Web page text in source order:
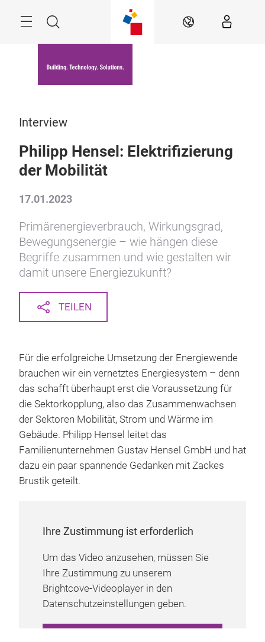
Suche DE
Interview
Philipp Hensel: Elektrifizierung
der Mobilität
17.01.2023
Primärenergieverbrauch, Wirkungsgrad,
Bewegungsenergie – wie hängen diese
Begriffe zusammen und wie gestalten wir
damit unsere Energiezukunft?
TEILEN
Für die erfolgreiche Umsetzung der Energiewende
brauchen wir ein vernetztes Energiesystem – denn
das schafft überhaupt erst die Voraussetzung für
die Sektorkopplung, also das Zusammenwachsen
der Sektoren Mobilität, Strom und Wärme im
Gebäude. Philipp Hensel leitet das
Familienunternehmen Gustav Hensel GmbH und hat
dazu ein paar spannende Gedanken mit Zackes
Brustik geteilt.
Ihre Zustimmung ist erforderlich
Um das Video anzusehen, müssen Sie
Ihre Zustimmung zu unserem
Brightcove-Videoplayer in den
Datenschutzeinstellungen geben.